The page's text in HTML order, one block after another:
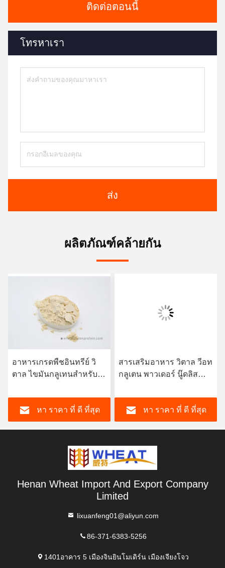
ติดต่อตอนนี้
โทรหาเรา
ส่ง
ผลิตภัณฑ์คล้ายกัน
อาหารเกรดพืชอินทรีย์ วิ
ตาล ไขมันกลูเทนสําหรับ
หา ราคา ที่ ดี ที่สุด
สารเสริมอาหาร วิตาล วีอท
กลูเตน พาวเดอร์ นู๊ดลิส
หา ราคา ที่ ดี ที่สุด
Henan Wheat Import And Export Company
Limited
lixuanfeng01@aliyun.com
86-371-6383-5256
1401อาคาร 5 เมืองจินยินโมเดิร์น เมืองเจียงโจว